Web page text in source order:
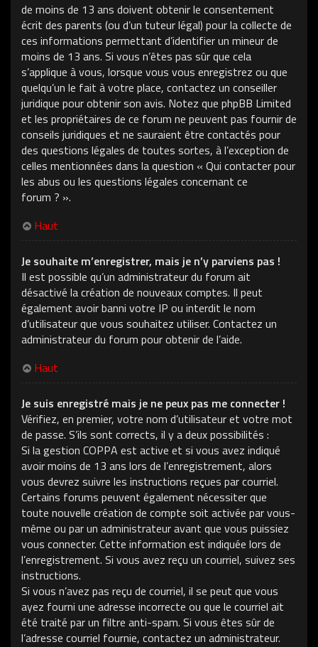
de moins de 13 ans doivent obtenir le consentement
écrit des parents (ou d’un tuteur légal) pour la collecte de
ces informations permettant d’identifier un mineur de
moins de 13 ans. Si vous n’êtes pas sûr que cela
s’applique à vous, lorsque vous vous enregistrez ou que
quelqu’un le fait à votre place, contactez un conseiller
juridique pour obtenir son avis. Notez que phpBB Limited
et les propriétaires de ce forum ne peuvent pas fournir de
conseils juridiques et ne sauraient être contactés pour
des questions légales de toutes sortes, à l’exception de
celles mentionnées dans la question « Qui contacter pour
les abus ou les questions légales concernant ce
forum ? ».
Haut
Je souhaite m’enregistrer, mais je n’y parviens pas !
Il est possible qu’un administrateur du forum ait
désactivé la création de nouveaux comptes. Il peut
également avoir banni votre IP ou interdit le nom
d’utilisateur que vous souhaitez utiliser. Contactez un
administrateur du forum pour obtenir de l’aide.
Haut
Je suis enregistré mais je ne peux pas me connecter !
Vérifiez, en premier, votre nom d’utilisateur et votre mot
de passe. S’ils sont corrects, il y a deux possibilités :
Si la gestion COPPA est active et si vous avez indiqué
avoir moins de 13 ans lors de l’enregistrement, alors
vous devrez suivre les instructions reçues par courriel.
Certains forums peuvent également nécessiter que
toute nouvelle création de compte soit activée par vous-
même ou par un administrateur avant que vous puissiez
vous connecter. Cette information est indiquée lors de
l’enregistrement. Si vous avez reçu un courriel, suivez ses
instructions.
Si vous n’avez pas reçu de courriel, il se peut que vous
ayez fourni une adresse incorrecte ou que le courriel ait
été traité par un filtre anti-spam. Si vous êtes sûr de
l’adresse courriel fournie, contactez un administrateur.